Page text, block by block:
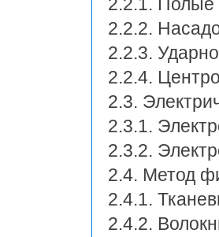
2.2.2.
2.2.3.
2.2.4.
2.3.
2.3.1.
2.3.2.
2.4. Метод
2.4.1.
2.4.2.